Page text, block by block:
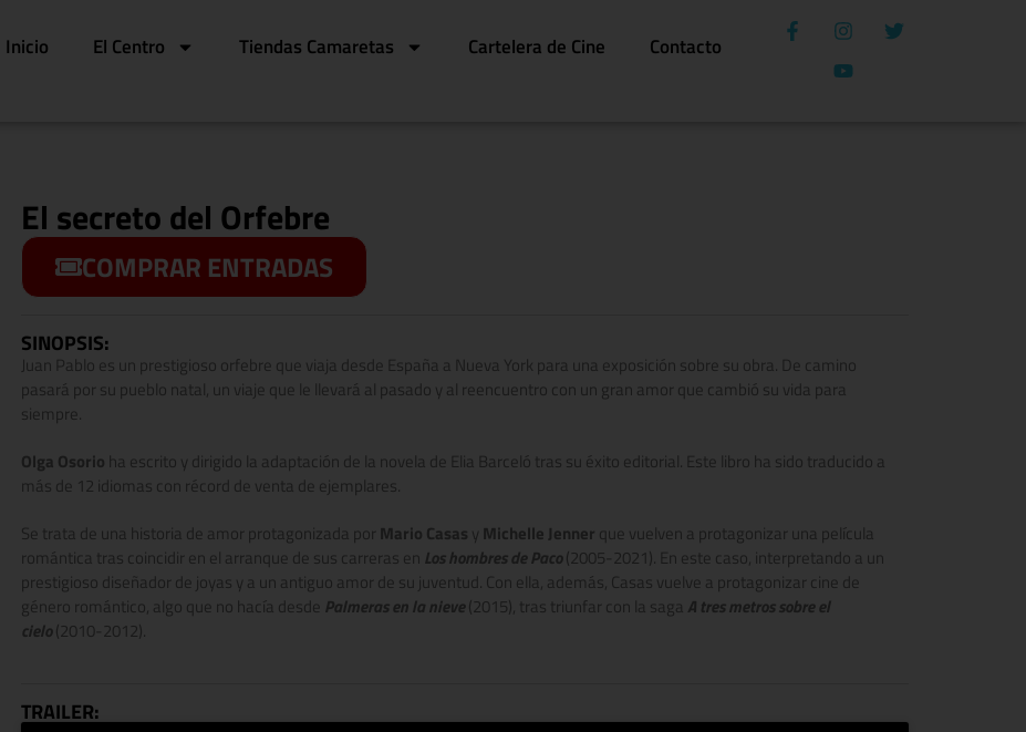
Inicio El Centro Tiendas Camaretas Cartelera de Cine Contacto
El secreto del Orfebre
COMPRAR ENTRADAS
SINOPSIS:
Juan Pablo es un prestigioso orfebre que viaja desde España a Nueva York para una exposición sobre su obra. De camino
pasará por su pueblo natal, un viaje que le llevará al pasado y al reencuentro con un gran amor que cambió su vida para
siempre.
Olga Osorio ha escrito y dirigido la adaptación de la novela de Elia Barceló tras su éxito editorial. Este libro ha sido traducido a
más de 12 idiomas con récord de venta de ejemplares.
Se trata de una historia de amor protagonizada por Mario Casas y Michelle Jenner que vuelven a protagonizar una película
romántica tras coincidir en el arranque de sus carreras en Los hombres de Paco(2005-2021). En este caso, interpretando a un
prestigioso diseñador de joyas y a un antiguo amor de su juventud. Con ella, además, Casas vuelve a protagonizar cine de
género romántico, algo que no hacía desde Palmeras en la nieve(2015), tras triunfar con la saga A tres metros sobre el
cielo(2010-2012).
TRAILER: